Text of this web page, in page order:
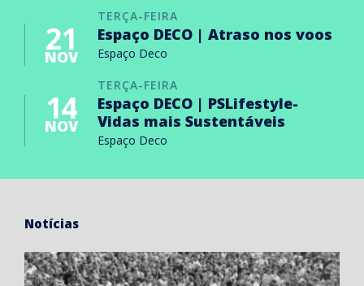
TERÇA-FEIRA
21
NOV
Espaço DECO | Atraso nos voos
Espaço Deco
TERÇA-FEIRA
14
NOV
Espaço DECO | PSLifestyle-
Vidas mais Sustentáveis
Espaço Deco
Notícias